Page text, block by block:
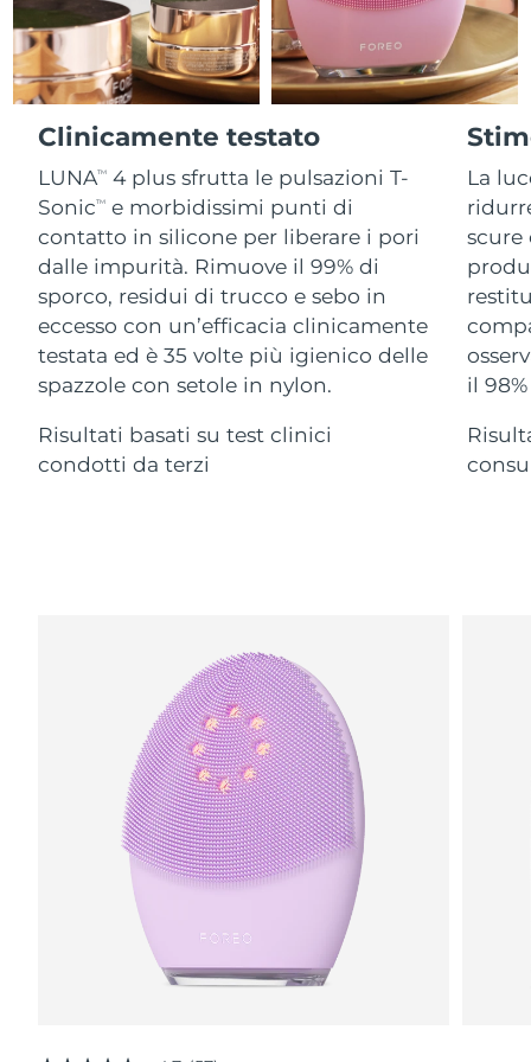
Clinicamente testato
LUNATM
4 plus sfrutta le pulsazioni T-
SonicTM
e morbidissimi punti di
contatto in silicone per liberare i pori
dalle impurità. Rimuove il 99% di
sporco, residui di trucco e sebo in
eccesso con un’efficacia clinicamente
testata ed è 35 volte più igienico delle
spazzole con setole in nylon.
Risultati basati su test clinici
condotti da terzi
La
scure
il
For healthy hair
18% PAP
Cosmetici Uomini
Vedi tutto
APP FOREO
CHI SIAMO
Israele Consegna stimata 8/13/26
Italia Consegna stimata8/9/26
Giappone Consegna stimata 8/12/26
Jersey Consegna stimata 8/14/26
Kazakistan Consegna stimata
Kuwait Consegna stimata 8/9/26
Lettonia Consegna stimata 8/9/26
Lituania 8/9/26
Consegna stimata
Consegna stimata
Consegna stimata
Paesi Bassi Consegna stimata
Nuova Zelanda Consegna stimata
Consegna stimata